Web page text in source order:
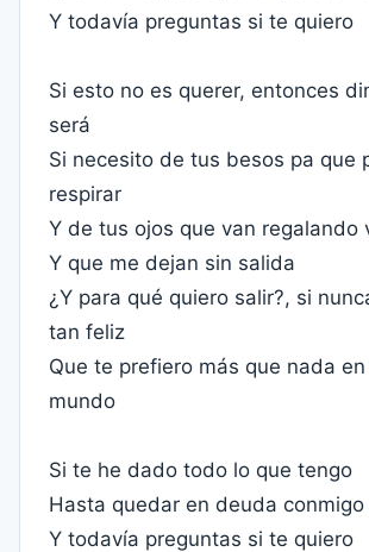
Y todavía preguntas si te quiero
Si esto no es querer, entonces
será
Si necesito de tus besos pa que
respirar
Y de tus ojos que van regalando
Y que me dejan sin salida
¿Y para qué quiero salir?, si
tan feliz
Que te prefiero más que nada
mundo
Si te he dado todo lo que tengo
Hasta quedar en deuda conmigo
Y todavía preguntas si te quiero